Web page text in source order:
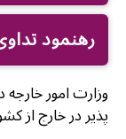
رهنمود
وزارت امور
پذیر در خارج از